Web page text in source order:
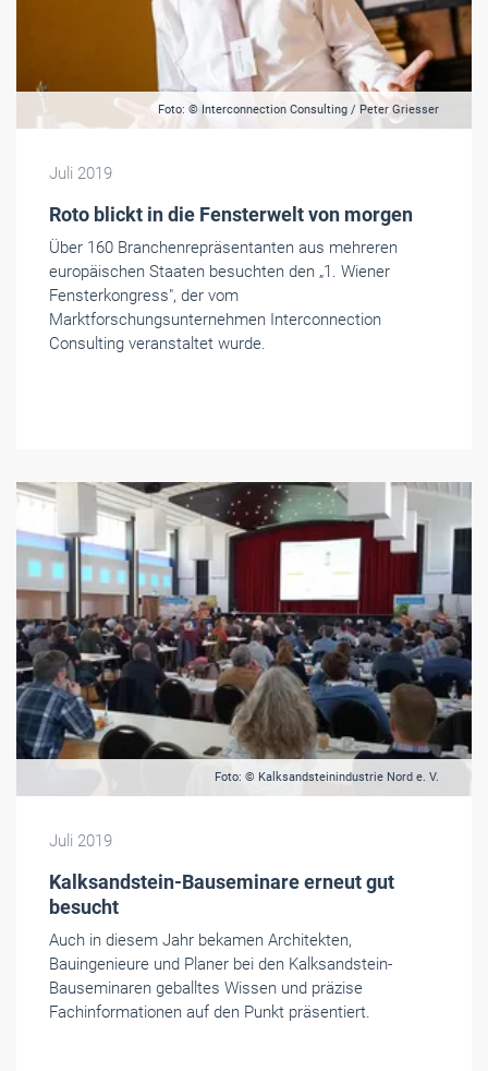
Foto: © Interconnection Consulting / Peter Griesser
Juli 2019
Roto blickt in die Fensterwelt von morgen
Über 160 Branchenrepräsentanten aus mehreren
europäischen Staaten besuchten den „1. Wiener
Fensterkongress", der vom
Marktforschungsunternehmen Interconnection
Consulting veranstaltet wurde.
Foto: © Kalksandsteinindustrie Nord e. V.
Juli 2019
Kalksandstein-Bauseminare erneut gut
besucht
Auch in diesem Jahr bekamen Architekten,
Bauingenieure und Planer bei den Kalksandstein-
Bauseminaren geballtes Wissen und präzise
Fachinformationen auf den Punkt präsentiert.